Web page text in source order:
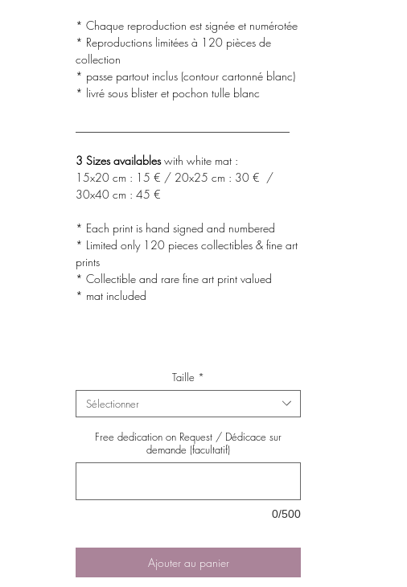
* Chaque reproduction est signée et numérotée
* Reproductions limitées à 120 pièces de
collection
* passe partout inclus (contour cartonné blanc)
* livré sous blister et pochon tulle blanc
3 Sizes availableswith white mat :
15x20 cm : 15 € / 20x25 cm : 30 € /
30x40 cm : 45 €
* Each print is hand signed and numbered
* Limited only 120 pieces collectibles & fine art
prints
* Collectible and rare fine art print valued
* mat included
Taille *
Sélectionner
Free dedication on Request / Dédicace sur
demande (facultatif)
0/500
Ajouter au panier